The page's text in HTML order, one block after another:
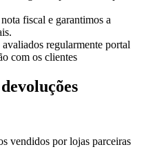
fiscal e garantimos a
regularmente portal
com os clientes
vendidos por lojas parceiras